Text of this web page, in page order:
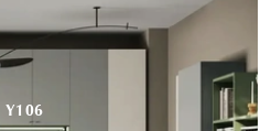
Y106